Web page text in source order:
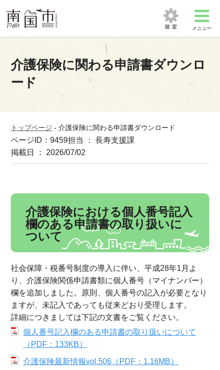
メニュー
介護保険に関わる申請書ダウンロ
ード
トップページ -介護保険に関わる申請書ダウンロード
ページID：9459担当 ： 長寿支援課
掲載日 ： 2026/07/02
介護保険における個人番号記入
欄のある申請書の取り扱いに
ついて
社会保障・税番号制度の導入に伴い、平成28年1月よ
り、介護保険関係申請書類に個人番号（マイナンバー）
欄を追加しました。原則、個人番号の記入が必要となり
ますが、未記入であっても従来どおり受理します。
詳細につきましては下記の文書をご覧ください。
個人番号記入欄のある申請書の取り扱いについて
（PDF：133KB）
介護保険最新情報vol.506（PDF：1.16MB）